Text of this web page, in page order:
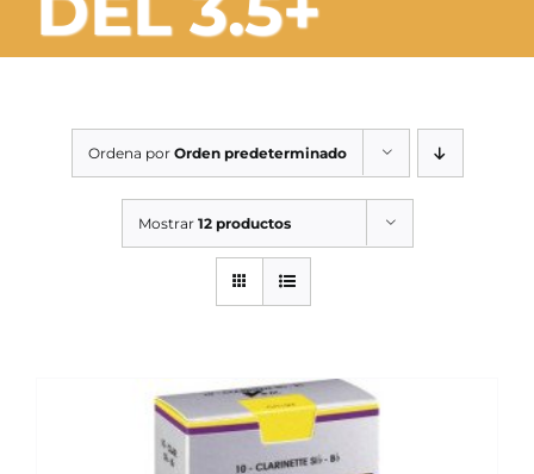
OCASIÓN
SERVICIOS TALLER
Ordena por Orden predeterminado
Mostrar 12 productos